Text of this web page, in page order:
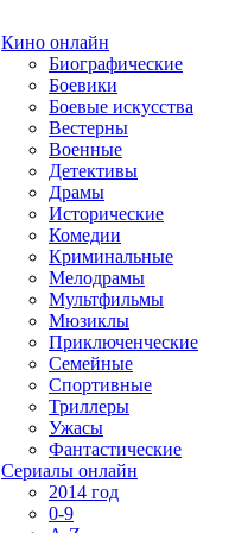
Кино онлайн
Биографические
Боевики
Боевые искусства
Вестерны
Военные
Детективы
Драмы
Исторические
Комедии
Криминальные
Мелодрамы
Мультфильмы
Мюзиклы
Приключенческие
Семейные
Спортивные
Триллеры
Ужасы
Фантастические
Сериалы онлайн
2014 год
0-9